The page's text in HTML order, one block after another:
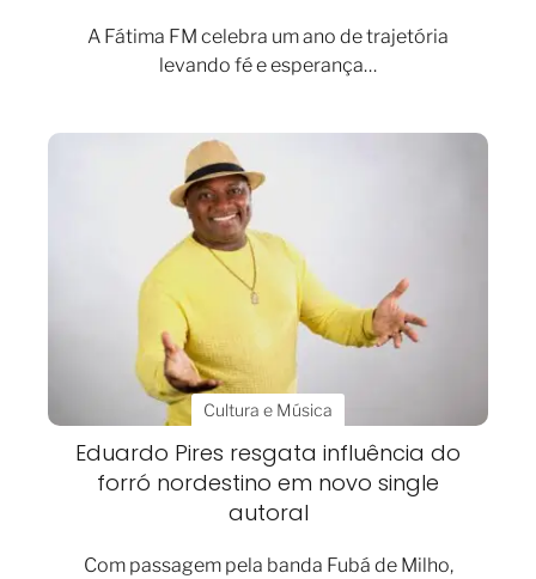
A Fátima FM celebra um ano de trajetória
levando fé e esperança…
Cultura e Música
Eduardo Pires resgata influência do
forró nordestino em novo single
autoral
Com passagem pela banda Fubá de Milho,